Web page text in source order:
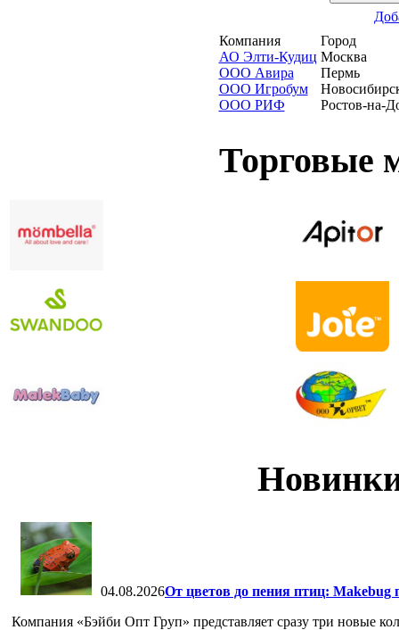
Компания
Город
АО Элти-Кудиц Москва
ООО Авира
Пермь
ООО Игробум
ООО РИФ
Ростов-на-
Торговые
04.08.2026От цветов до пения птиц: Makebug
Компания «Бэйби Опт Груп» представляет сразу три новые